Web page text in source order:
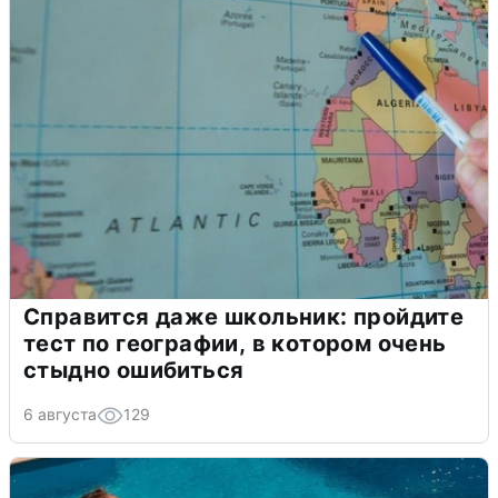
Справится даже школьник: пройдите
тест по географии, в котором очень
стыдно ошибиться
6 августа 129